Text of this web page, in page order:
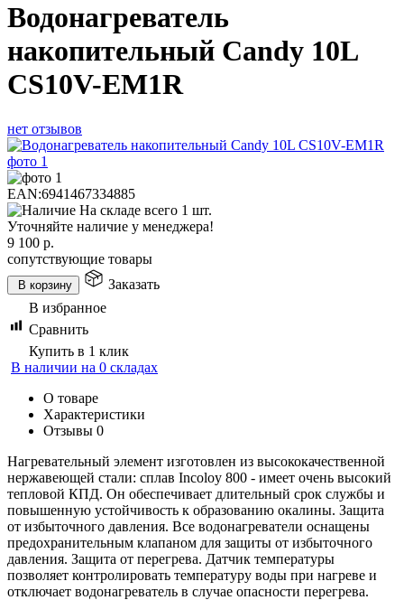
Водонагреватель
накопительный Candy 10L
CS10V-EM1R
нет отзывов
EAN:6941467334885
На складе всего 1 шт.
Уточняйте наличие у менеджера!
9 100 р.
сопутствующие товары
В корзину
Заказать
В избранное
Сравнить
Купить в 1 клик
В наличии на 0 складах
О товаре
Характеристики
Отзывы 0
Нагревательный элемент изготовлен из высококачественной
нержавеющей стали: сплав Incoloy 800 - имеет очень высокий
тепловой КПД. Он обеспечивает длительный срок службы и
повышенную устойчивость к образованию окалины. Защита
от избыточного давления. Все водонагреватели оснащены
предохранительным клапаном для защиты от избыточного
давления. Защита от перегрева. Датчик температуры
позволяет контролировать температуру воды при нагреве и
отключает водонагреватель в случае опасности перегрева.